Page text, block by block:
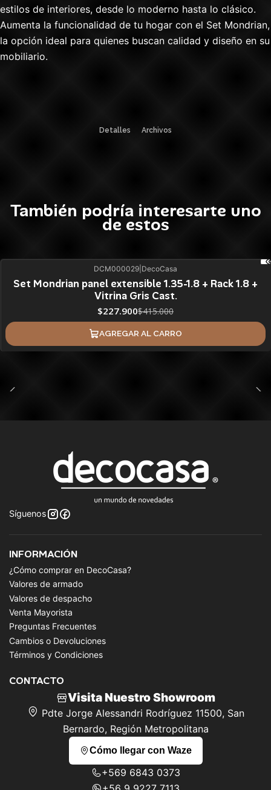
estilos de interiores, desde lo moderno hasta lo clásico.
Aumenta la funcionalidad de tu hogar con el Set Mondrian,
la opción ideal para quienes buscan calidad y diseño en su
mobiliario.
Detalles Archivos
También podría interesarte uno
de estos
DCM000029 DecoCasa
Set Mondrian panel extensible 1.35-1.8 + Rack 1.8 +
Vitrina Gris Cast.
$227.900$415.000
AGREGAR AL CARRO
Síguenos
INFORMACIÓN
¿Cómo comprar en DecoCasa?
Valores de armado
Valores de despacho
Venta Mayorista
Preguntas Frecuentes
Cambios o Devoluciones
Términos y Condiciones
CONTACTO
Visita Nuestro Showroom
Pdte Jorge Alessandri Rodríguez 11500, San
Bernardo, Región Metropolitana
Cómo llegar con Waze
+569 6843 0373